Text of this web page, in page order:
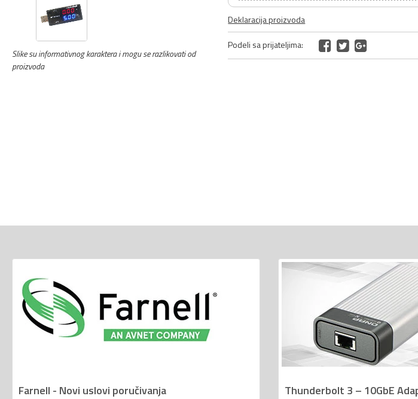
Slike su informativnog karaktera i mogu se razlikovati od
proizvoda
Deklaracija proizvoda
Podeli sa prijateljima:
Farnell - Novi uslovi poručivanja Thunderbolt 3 – 10GbE